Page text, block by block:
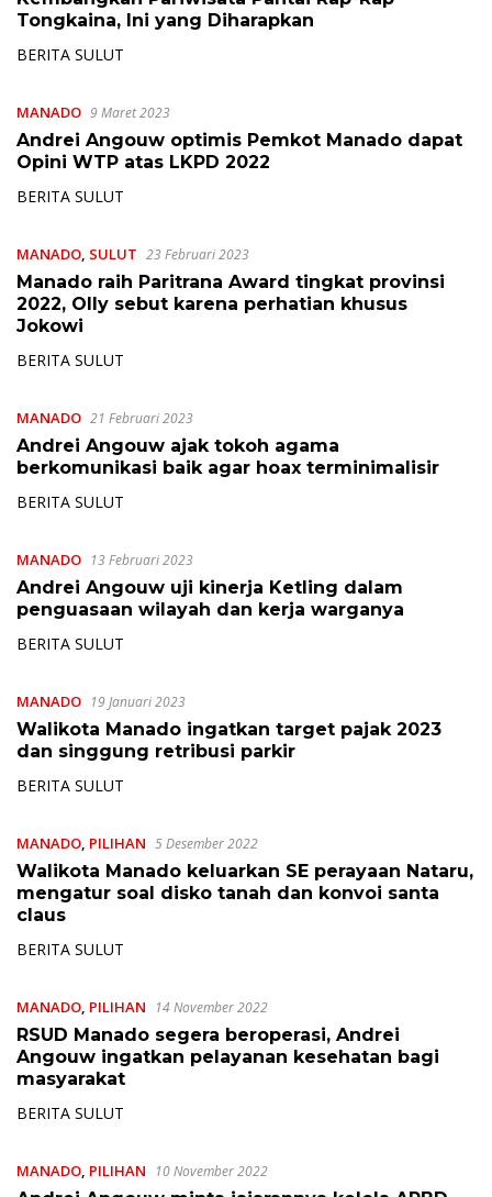
Tongkaina, Ini yang Diharapkan
BERITA SULUT
MANADO 9 Maret 2023
Andrei Angouw optimis Pemkot Manado dapat
Opini WTP atas LKPD 2022
BERITA SULUT
MANADO SULUT 23 Februari 2023
Manado raih Paritrana Award tingkat provinsi
2022, Olly sebut karena perhatian khusus
Jokowi
BERITA SULUT
MANADO 21 Februari 2023
Andrei Angouw ajak tokoh agama
berkomunikasi baik agar hoax terminimalisir
BERITA SULUT
MANADO 13 Februari 2023
Andrei Angouw uji kinerja Ketling dalam
penguasaan wilayah dan kerja warganya
BERITA SULUT
MANADO 19 Januari 2023
Walikota Manado ingatkan target pajak 2023
dan singgung retribusi parkir
BERITA SULUT
MANADO PILIHAN 5 Desember 2022
Walikota Manado keluarkan SE perayaan Nataru,
mengatur soal disko tanah dan konvoi santa
claus
BERITA SULUT
MANADO PILIHAN 14 November 2022
RSUD Manado segera beroperasi, Andrei
Angouw ingatkan pelayanan kesehatan bagi
masyarakat
BERITA SULUT
MANADO PILIHAN 10 November 2022